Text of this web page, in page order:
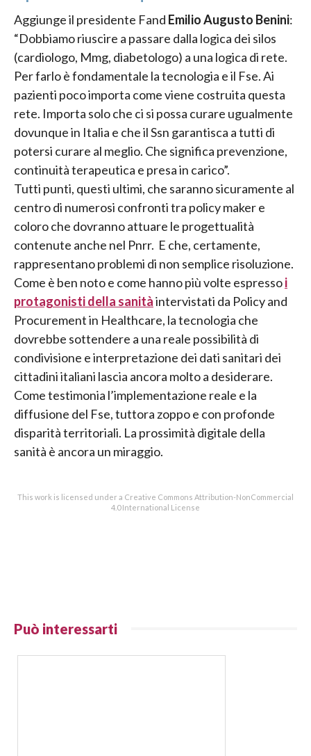
Aggiunge il presidente Fand Emilio Augusto Benini:
“Dobbiamo riuscire a passare dalla logica dei silos
(cardiologo, Mmg, diabetologo) a una logica di rete.
Per farlo è fondamentale la tecnologia e il Fse. Ai
pazienti poco importa come viene costruita questa
rete. Importa solo che ci si possa curare ugualmente
dovunque in Italia e che il Ssn garantisca a tutti di
potersi curare al meglio. Che significa prevenzione,
continuità terapeutica e presa in carico”.
Tutti punti, questi ultimi, che saranno sicuramente al
centro di numerosi confronti tra policy maker e
coloro che dovranno attuare le progettualità
contenute anche nel Pnrr. E che, certamente,
rappresentano problemi di non semplice risoluzione.
Come è ben noto e come hanno più volte espressoi
protagonisti della sanitàintervistati da Policy and
Procurement in Healthcare, la tecnologia che
dovrebbe sottendere a una reale possibilità di
condivisione e interpretazione dei dati sanitari dei
cittadini italiani lascia ancora molto a desiderare.
Come testimonia l’implementazione reale e la
diffusione del Fse, tuttora zoppo e con profonde
disparità territoriali. La prossimità digitale della
sanità è ancora un miraggio.
This work is licensed under a Creative Commons Attribution-NonCommercial
4.0 International License
Può interessarti